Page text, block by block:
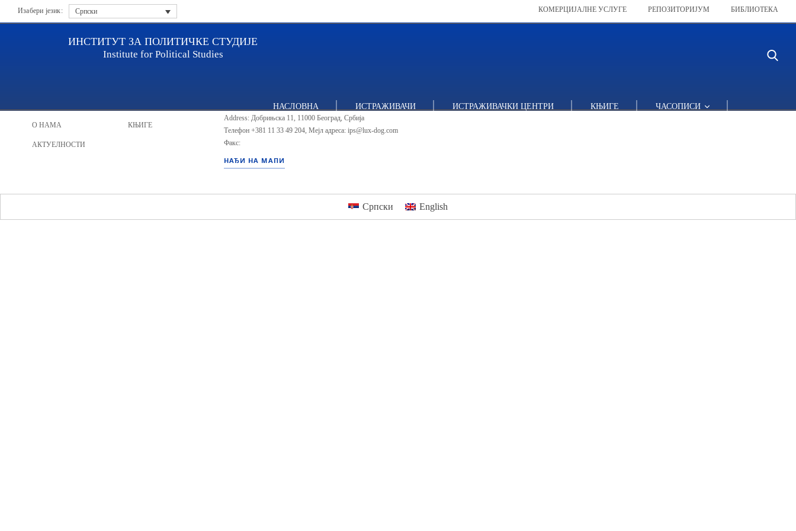
Изабери језик: Српски КОМЕРЦИЈАЛНЕ УСЛУГЕ РЕПОЗИТОРИЈУМ БИБЛИОТЕКА
ИНСТИТУТ ЗА ПОЛИТИЧКЕ СТУДИЈЕ
Institute for Political Studies
НАСЛОВНА ИСТРАЖИВАЧИ ИСТРАЖИВАЧКИ ЦЕНТРИ КЊИГЕ ЧАСОПИСИ
О НАМА
АКТУЕЛНОСТИ
КЊИГЕ
ИПС - Институт за политичке студије
Address: Добрињска 11, 11000 Београд, Србија
Телефон +381 11 33 49 204, Мејл адреса: ips@lux-dog.com
Факс:
НАЂИ НА МАПИ
Српски English